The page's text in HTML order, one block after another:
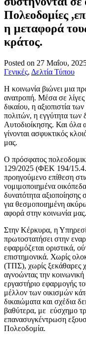
Πολεοδομίες
η μεταφορά
κράτος.
Posted on 27 Μαΐου,
Γενικές, Δελτία Τύπου
Η κοινωνία βιώνει μια
ανατροπή. Μέσα σε λίγες
δικαίου, η αξιοπιστία
πολιτών, η εγγύτητα των
Αυτοδιοίκησης. Και όλα
γίνονται ασφυκτικός
μας.
Ο πρόσφατος
129/2025 (ΦΕΚ 194/
προηγούμενο επίθεση
νομιμοποιημένα
δυνατότητα αξιοποίησης
για θεσμοποιημένη
αφορά στην κοινωνία μας.
Στην Κέρκυρα, η
πρωτοστατήσει στην
εφαρμόζεται οριστικά,
επιστημονικά. Χωρίς
(ΤΠΣ), χωρίς ξεκάθαρες
αγνοώντας την
εργαστήριο εφαρμογής
μέλλον των οικισμών
δικαιώματα και σχέδια
βαθύτερα, με εύσχημο
επανασυγκέντρωση
Πολεοδομία.